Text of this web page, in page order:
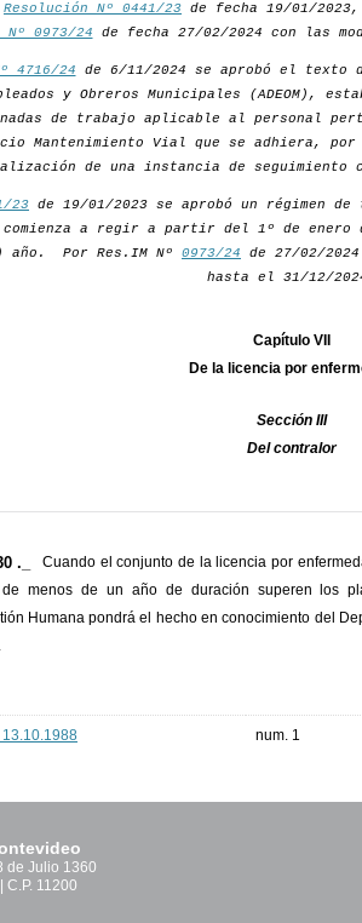
Resolución Nº 0441/23 de fecha 19/01/
Nº 0973/24 de fecha 27/02/2024 con las
4716/24 de 6/11/2024 se aprobó el texto
y Obreros Municipales (ADEOM),
de trabajo aplicable al personal
Mantenimiento Vial que se adhiera,
de una instancia de seguimiento
23 de 19/01/2023 se aprobó un régimen
comienza a regir a partir del 1º de
año. Por Res.IM Nº 0973/24 de 27/02/
hasta el 31/12/
Capítulo VII
De la licencia por
Sección III
Del contralor
._
Cuando el conjunto de la licencia por
de menos de un año de duración superen los
Humana pondrá el hecho en conocimiento del
13.10.1988 num. 1
de Julio 1360
C.P. 11200